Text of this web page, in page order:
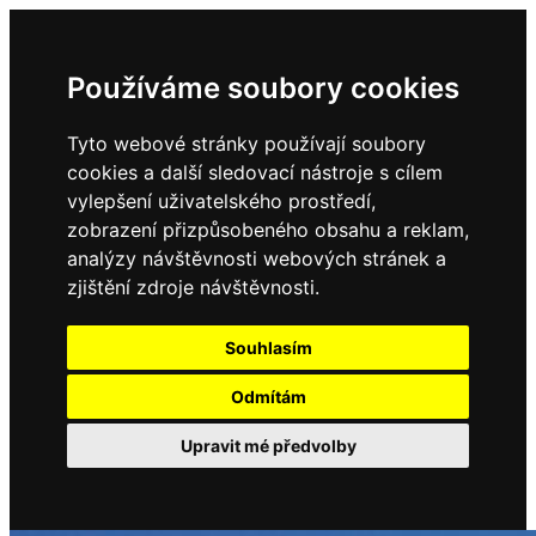
Používáme soubory cookies
Tyto webové stránky používají soubory
cookies a další sledovací nástroje s cílem
vylepšení uživatelského prostředí,
zobrazení přizpůsobeného obsahu a reklam,
analýzy návštěvnosti webových stránek a
zjištění zdroje návštěvnosti.
Souhlasím
Odmítám
Upravit mé předvolby
Domů
Kontakty
Úřední deska
Vyhlášky
Složení zastupitelstva